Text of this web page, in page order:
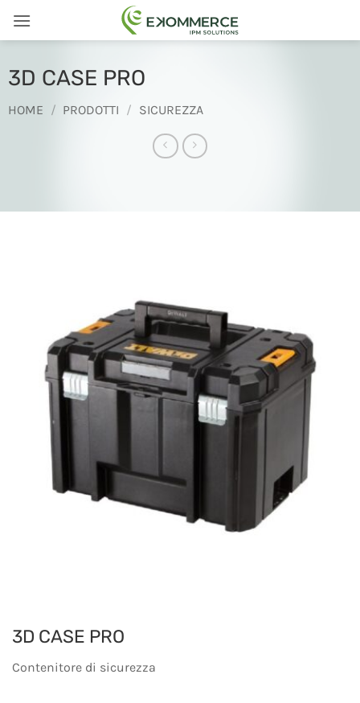
3D CASE PRO
HOME / PRODOTTI / SICUREZZA
3D CASE PRO
Contenitore di sicurezza